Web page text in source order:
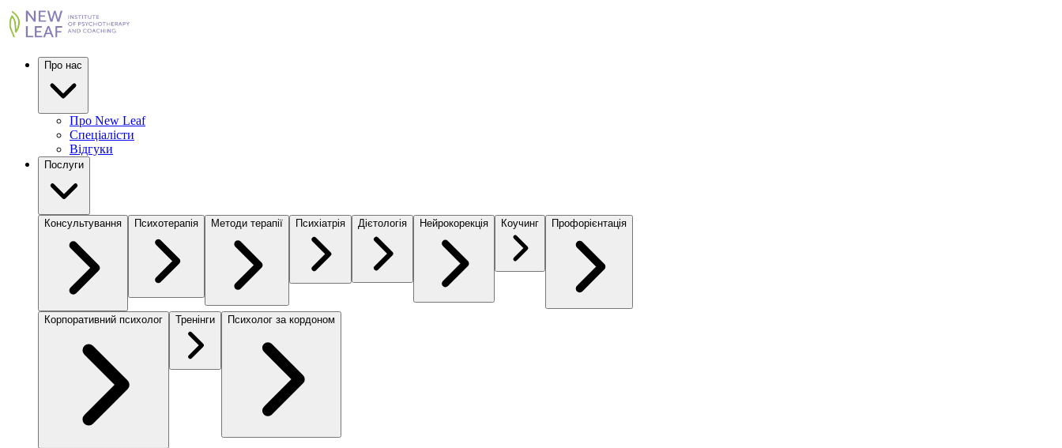
Про нас
Про New Leaf
Спеціалісти
Відгуки
Послуги
Консультування Психотерапія Методи терапії Психіатрія Дієтологія Нейрокорекція Коучинг Профорієнтація
Корпоративний психолог Тренінги Психолог за кордоном